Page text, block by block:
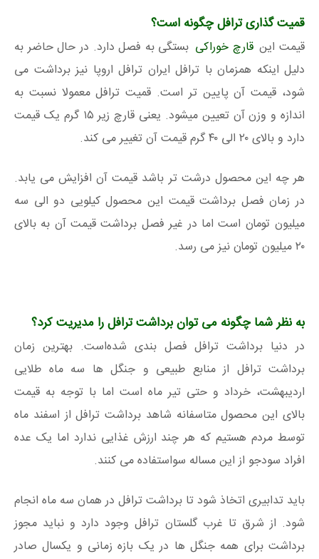
قمیت گذاری ترافل چگونه است؟
قیمت این قارچ خوراکی بستگی به فصل دارد. در حال حاضر به
دلیل اینکه همزمان با ترافل ایران ترافل اروپا نیز برداشت می
شود، قیمت آن پایین تر است. قمیت ترافل معمولا نسبت به
اندازه و وزن آن تعیین میشود. یعنی قارچ زیر ۱۵ گرم یک قیمت
دارد و بالای ۲۰ الی ۴۰ گرم قیمت آن تغییر می کند.
هر چه این محصول درشت تر باشد قیمت آن افزایش می یابد.
در زمان فصل برداشت قیمت این محصول کیلویی دو الی سه
میلیون تومان است اما در غیر فصل برداشت قیمت آن به بالای
۲۰ میلیون تومان نیز می رسد.
به نظر شما چگونه می توان برداشت ترافل را مدیریت کرد؟
در دنیا برداشت ترافل فصل بندی شده‌است. بهترین زمان
برداشت ترافل از منابع طبیعی و جنگل ها سه ماه طلایی
اردیبهشت، خرداد و حتی تیر ماه است اما با توجه به قیمت
بالای این محصول متاسفانه شاهد برداشت ترافل از اسفند ماه
توسط مردم هستیم که هر چند ارزش غذایی ندارد اما یک عده
افراد سودجو از این مساله سواستفاده می کنند.
باید تدابیری اتخاذ شود تا برداشت ترافل در همان سه ماه انجام
شود. از شرق تا غرب گلستان ترافل وجود دارد و نباید مجوز
برداشت برای همه جنگل ها در یک بازه زمانی و یکسال صادر